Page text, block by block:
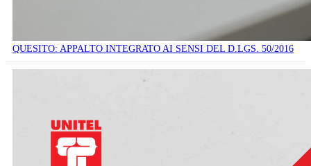
QUESITO: APPALTO INTEGRATO AI SENSI DEL D.LGS. 50/2016